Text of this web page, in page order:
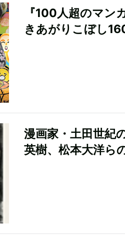
『100人超のマン
きあがりこぼし
漫画家・土田世紀
英樹、松本大洋ら